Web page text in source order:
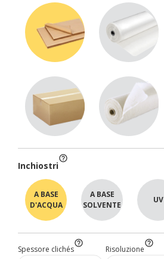
Inchiostri
help_outline
A BASE
D'ACQUA
A BASE
SOLVENTE
UV
Spessore clichés
help_outline
Risoluzione
help_outline